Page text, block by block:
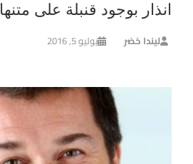
انذار بوجود قنبلة على متنها
ليندا خضر يوليو 5, 2016